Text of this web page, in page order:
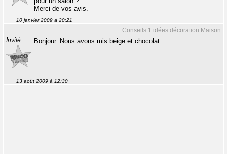
Merci de vos avis.
10 janvier 2009 à 20:21
Conseils 1 idées décoration Maison
Invité Bonjour. Nous avons mis beige et chocolat.
13 août 2009 à 12:30